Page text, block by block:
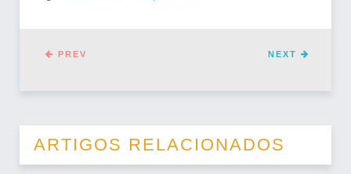
NEXT
PREV
ARTIGOS RELACIONADOS